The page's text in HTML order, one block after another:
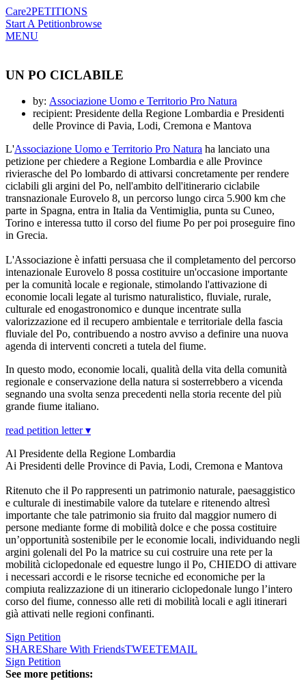
Care2PETITIONS
Start A Petitionbrowse
MENU
UN PO CICLABILE
by: Associazione Uomo e Territorio Pro Natura
recipient: Presidente della Regione Lombardia e Presidenti
delle Province di Pavia, Lodi, Cremona e Mantova
L'Associazione Uomo e Territorio Pro Natura ha lanciato una
petizione per chiedere a Regione Lombardia e alle Province
rivierasche del Po lombardo di attivarsi concretamente per rendere
ciclabili gli argini del Po, nell'ambito dell'itinerario ciclabile
transnazionale Eurovelo 8, un percorso lungo circa 5.900 km che
parte in Spagna, entra in Italia da Ventimiglia, punta su Cuneo,
Torino e interessa tutto il corso del fiume Po per poi proseguire fino
in Grecia.
L'Associazione è infatti persuasa che il completamento del percorso
intenazionale Eurovelo 8 possa costituire un'occasione importante
per la comunità locale e regionale, stimolando l'attivazione di
economie locali legate al turismo naturalistico, fluviale, rurale,
culturale ed enogastronomico e dunque incentrate sulla
valorizzazione ed il recupero ambientale e territoriale della fascia
fluviale del Po, contribuendo a nostro avviso a definire una nuova
agenda di interventi concreti a tutela del fiume.
In questo modo, economie locali, qualità della vita della comunità
regionale e conservazione della natura si sosterrebbero a vicenda
segnando una svolta senza precedenti nella storia recente del più
grande fiume italiano.
read petition letter ▾
Al Presidente della Regione Lombardia
Ai Presidenti delle Province di Pavia, Lodi, Cremona e Mantova
Ritenuto che il Po rappresenti un patrimonio naturale, paesaggistico
e culturale di inestimabile valore da tutelare e ritenendo altresì
importante che tale patrimonio sia fruito dal maggior numero di
persone mediante forme di mobilità dolce e che possa costituire
un’opportunità sostenibile per le economie locali, individuando negli
argini golenali del Po la matrice su cui costruire una rete per la
mobilità ciclopedonale ed equestre lungo il Po, CHIEDO di attivare
i necessari accordi e le risorse tecniche ed economiche per la
compiuta realizzazione di un itinerario ciclopedonale lungo l’intero
corso del fiume, connesso alle reti di mobilità locali e agli itinerari
già attivati nelle regioni confinanti.
Sign Petition
SHAREShare With FriendsTWEETEMAIL
Sign Petition
See more petitions: